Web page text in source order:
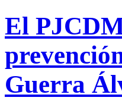
El
Guerra